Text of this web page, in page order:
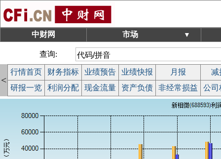
中财网 市场 ▼
查询:
<
行情首页 财务指标 业绩预告 业绩快报 月报
减
研报一览
利润分配 现金流量 资产负债 非经常损益 公司